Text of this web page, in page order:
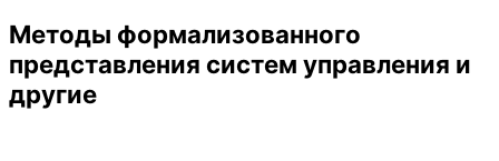
Методы формализованного
представления систем управления и
другие